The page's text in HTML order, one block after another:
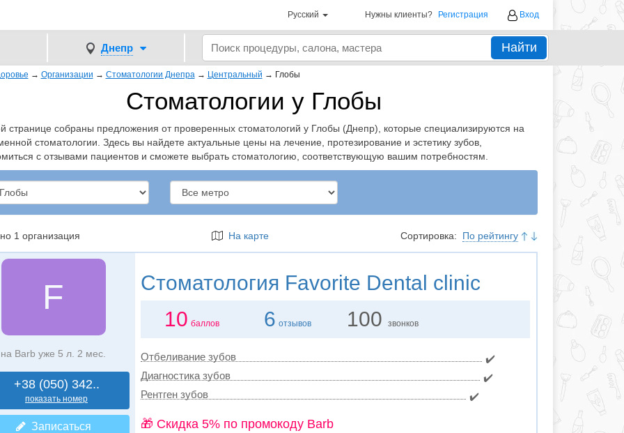
Русский Нужны клиенты? Регистрация Вход
Днепр Найти
→ Организации → Стоматологии Днепра → Центральный → Глобы
Стоматологии у Глобы
странице собраны предложения от проверенных стоматологий у Глобы (Днепр), которые специализируются на
стоматологии. Здесь вы найдете актуальные цены на лечение, протезирование и эстетику зубов,
с отзывами пациентов и сможете выбрать стоматологию, соответствующую вашим потребностям.
1 организация На карте Сортировка: По рейтингу
F
на Barb уже 5 л. 2 мес.
+38 (050) 342..
показать номер
Записаться
Стоматология Favorite Dental clinic
10 баллов 6 отзывов 100 звонков
Отбеливание зубов
✔️
Диагностика зубов
✔️
Рентген зубов
✔️
🎁 Cкидка 5% по промокоду Barb